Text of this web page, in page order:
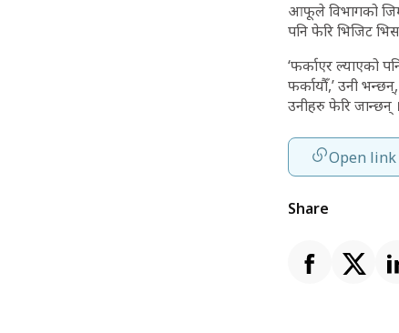
आफूले विभागको
पनि फेरि भिजिट
‘फर्काएर ल्याएको
फर्कायौँ,’ उनी
उनीहरु फेरि जान्छन्
Open link
Share